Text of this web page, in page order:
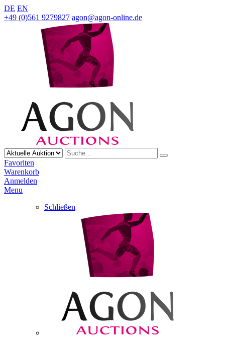
DE EN
+49 (0)561 9279827 agon@agon-online.de
Favoriten
Warenkorb
Anmelden
Menu
Schließen